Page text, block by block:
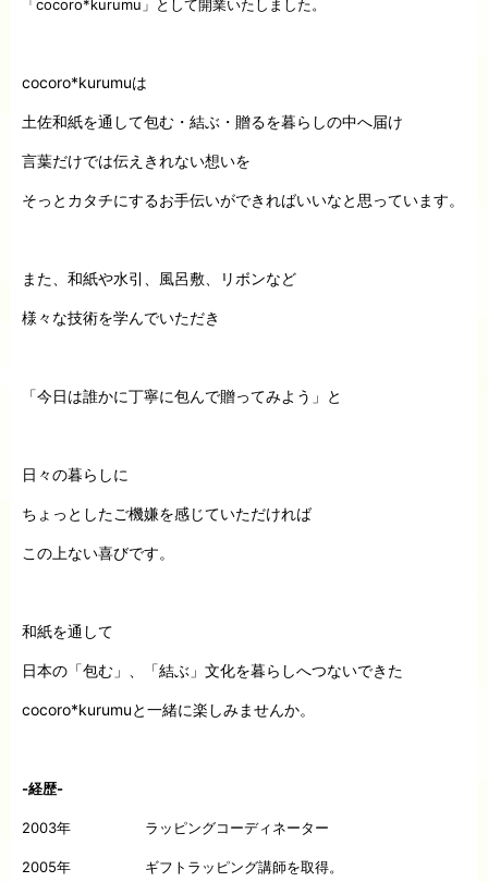
「cocoro*kurumu」として開業いたしました。
cocoro*kurumuは
土佐和紙を通して包む・結ぶ・贈るを暮らしの中へ届け
言葉だけでは伝えきれない想いを
そっとカタチにするお手伝いができればいいなと思っています。
また、和紙や水引、風呂敷、リボンなど
様々な技術を学んでいただき
「今日は誰かに丁寧に包んで贈ってみよう」と
日々の暮らしに
ちょっとしたご機嫌を感じていただければ
この上ない喜びです。
和紙を通して
日本の「包む」、「結ぶ」文化を暮らしへつないできた
cocoro*kurumuと一緒に楽しみませんか。
-経歴-
2003年 ラッピングコーディネーター
2005年 ギフトラッピング講師を取得。